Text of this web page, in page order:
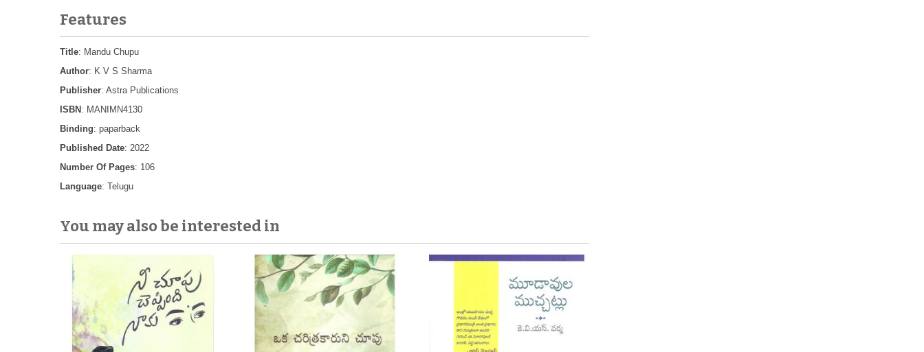
Features
Title: Mandu Chupu
Author: K V S Sharma
Publisher: Astra Publications
ISBN : MANIMN4130
Binding: paparback
Published Date: 2022
Number Of Pages: 106
Language: Telugu
You may also be interested in